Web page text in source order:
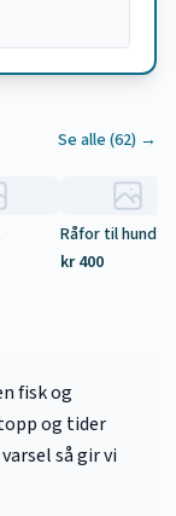
Se alle (62) →
Råfor til hund
kr 400
fisk og
og tider
så gir vi